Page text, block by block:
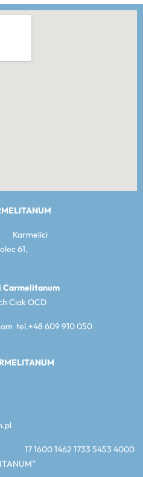
61,
Carmelitanum
OCD
tel.+48 609 910 050
17 1600 1462 1733 5453 4000